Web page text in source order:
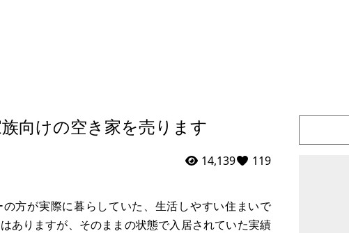
向けの空き家を売ります
14,139 119
方が実際に暮らしていた、生活しやすい住まいで
ありますが、そのままの状態で入居されていた実績